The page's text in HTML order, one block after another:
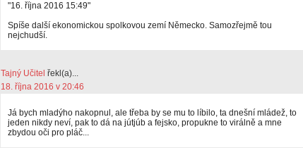
"16. října 2016 15:49"
Spíše další ekonomickou spolkovou zemí Německo. Samozřejmě tou
nejchudší.
Tajný Učitel řekl(a)...
18. října 2016 v 20:46
Já bych mladýho nakopnul, ale třeba by se mu to líbilo, ta dnešní mládež, to
jeden nikdy neví, pak to dá na jútjúb a fejsko, propukne to virálně a mne
zbydou oči pro pláč...